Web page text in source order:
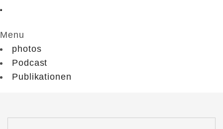
Menu
photos
Podcast
Publikationen